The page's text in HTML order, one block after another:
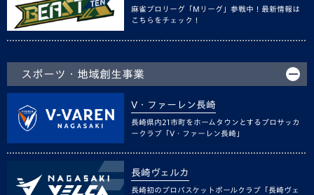
麻雀プロリーグ「Mリーグ」参戦中！最新情報は
こちらをチェック！
スポーツ・地域創生事業
V・ファーレン長崎
長崎県内21市町をホームタウンとするプロサッカ
ークラブ「V・ファーレン長崎」
長崎ヴェルカ
長崎初のプロバスケットボールクラブ「長崎ヴェ